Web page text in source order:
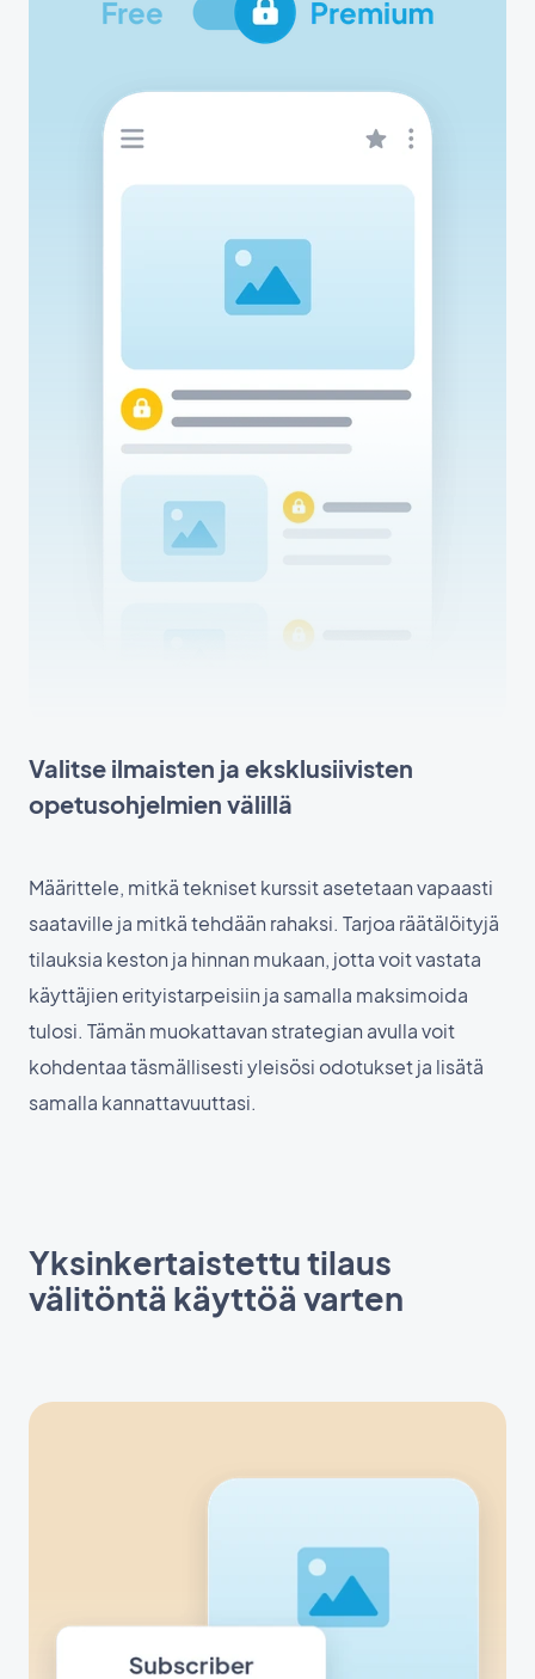
Valitse ilmaisten ja eksklusiivisten
opetusohjelmien välillä
Määrittele, mitkä tekniset kurssit asetetaan vapaasti
saataville ja mitkä tehdään rahaksi. Tarjoa räätälöityjä
tilauksia keston ja hinnan mukaan, jotta voit vastata
käyttäjien erityistarpeisiin ja samalla maksimoida
tulosi. Tämän muokattavan strategian avulla voit
kohdentaa täsmällisesti yleisösi odotukset ja lisätä
samalla kannattavuuttasi.
Yksinkertaistettu tilaus
välitöntä käyttöä varten